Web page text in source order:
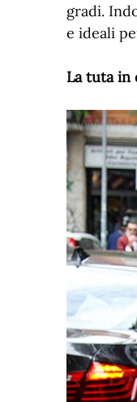
gradi.
e ideali
La tuta in